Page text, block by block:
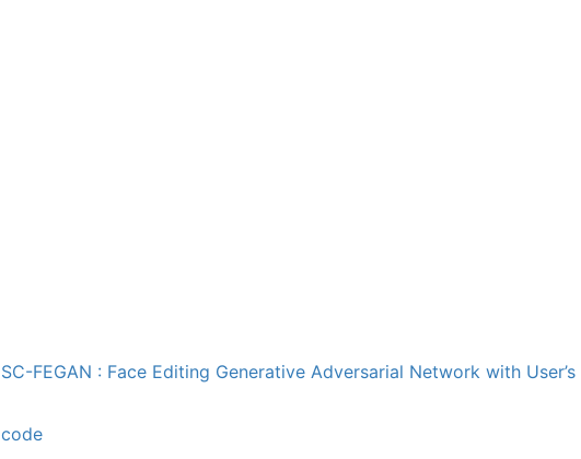
SC-FEGAN : Face Editing Generative Adversarial Network with
code